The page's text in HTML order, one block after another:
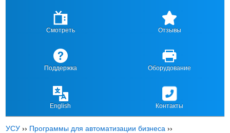
Смотреть Отзывы
Поддержка Оборудование
English Контакты
УСУ ›› Программы для автоматизации бизнеса ››